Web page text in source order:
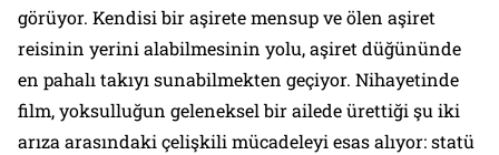
görüyor. Kendisi bir aşirete mensup ve ölen aşiret
reisinin yerini alabilmesinin yolu, aşiret düğününde
en pahalı takıyı sunabilmekten geçiyor. Nihayetinde
film, yoksulluğun geleneksel bir ailede ürettiği şu iki
arıza arasındaki çelişkili mücadeleyi esas alıyor: statü